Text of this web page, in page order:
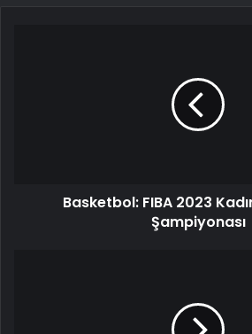
Basketbol: FIBA 2023
Şampiyonası